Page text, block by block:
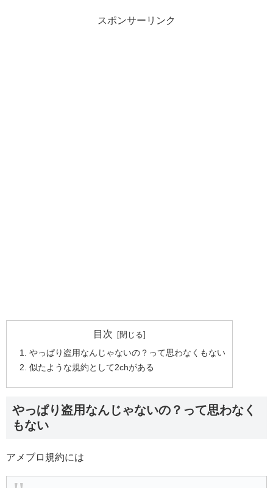
スポンサーリンク
目次
やっぱり盗用なんじゃないの？って思わなくもない
似たような規約として2chがある
やっぱり盗用なんじゃないの？って思わなく
もない
アメブロ規約には